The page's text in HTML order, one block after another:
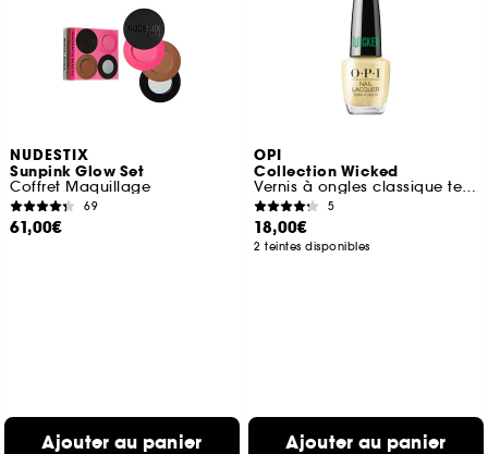
NUDESTIX
Sunpink Glow Set
Coffret Maquillage
69
61,00€
Ajouter au panier
OPI
Collection Wicked
Vernis à ongles classique tenue jusqu'à 7 jours
5
18,00€
2 teintes disponibles
Ajouter au panier